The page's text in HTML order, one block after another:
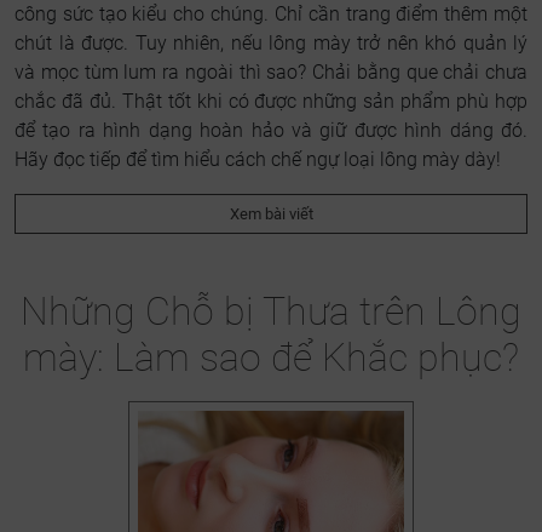
công sức tạo kiểu cho chúng. Chỉ cần trang điểm thêm một
chút là được. Tuy nhiên, nếu lông mày trở nên khó quản lý
và mọc tùm lum ra ngoài thì sao? Chải bằng que chải chưa
chắc đã đủ. Thật tốt khi có được những sản phẩm phù hợp
để tạo ra hình dạng hoàn hảo và giữ được hình dáng đó.
Hãy đọc tiếp để tìm hiểu cách chế ngự loại lông mày dày!
Xem bài viết
Những Chỗ bị Thưa trên Lông
mày: Làm sao để Khắc phục?